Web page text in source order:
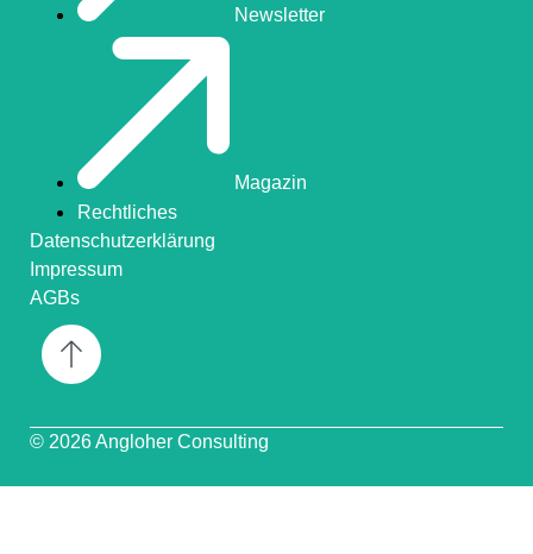
Newsletter
Magazin
Rechtliches
Datenschutzerklärung
Impressum
AGBs
© 2026 Angloher Consulting